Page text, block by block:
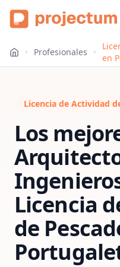
Profesionales
en
Licencia de Actividad
Los
Licencia
de